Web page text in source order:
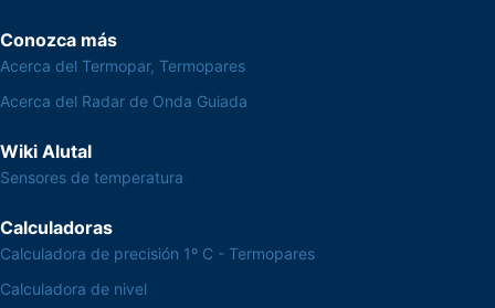
Conozca más
Acerca del Termopar, Termopares
Acerca del Radar de Onda Guiada
Wiki Alutal
Sensores de temperatura
Calculadoras
Calculadora de precisión 1º C - Termopares
Calculadora de nivel